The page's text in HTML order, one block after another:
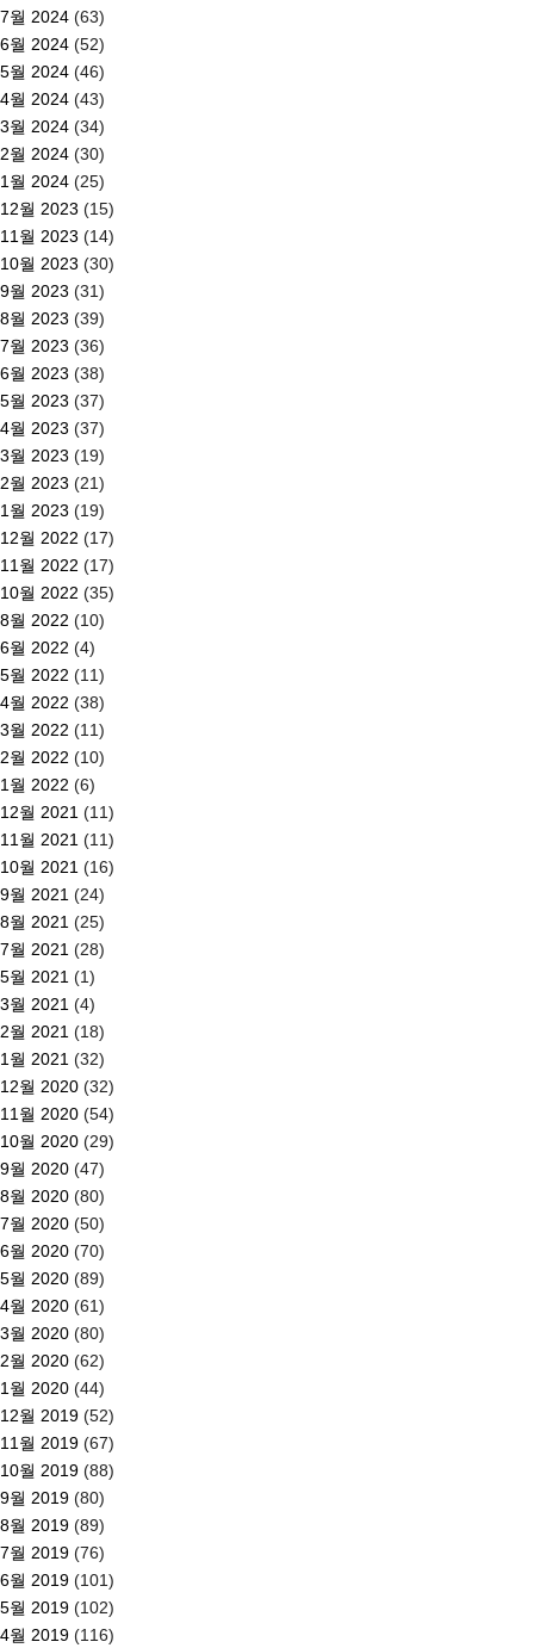
7월 2024 (63)
6월 2024 (52)
5월 2024 (46)
4월 2024 (43)
3월 2024 (34)
2월 2024 (30)
1월 2024 (25)
12월 2023 (15)
11월 2023 (14)
10월 2023 (30)
9월 2023 (31)
8월 2023 (39)
7월 2023 (36)
6월 2023 (38)
5월 2023 (37)
4월 2023 (37)
3월 2023 (19)
2월 2023 (21)
1월 2023 (19)
12월 2022 (17)
11월 2022 (17)
10월 2022 (35)
8월 2022 (10)
6월 2022 (4)
5월 2022 (11)
4월 2022 (38)
3월 2022 (11)
2월 2022 (10)
1월 2022 (6)
12월 2021 (11)
11월 2021 (11)
10월 2021 (16)
9월 2021 (24)
8월 2021 (25)
7월 2021 (28)
5월 2021 (1)
3월 2021 (4)
2월 2021 (18)
1월 2021 (32)
12월 2020 (32)
11월 2020 (54)
10월 2020 (29)
9월 2020 (47)
8월 2020 (80)
7월 2020 (50)
6월 2020 (70)
5월 2020 (89)
4월 2020 (61)
3월 2020 (80)
2월 2020 (62)
1월 2020 (44)
12월 2019 (52)
11월 2019 (67)
10월 2019 (88)
9월 2019 (80)
8월 2019 (89)
7월 2019 (76)
6월 2019 (101)
5월 2019 (102)
4월 2019 (116)